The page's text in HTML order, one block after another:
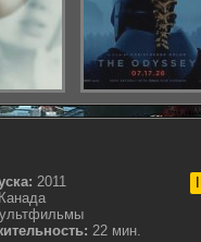
2011
Канада
22 мин.